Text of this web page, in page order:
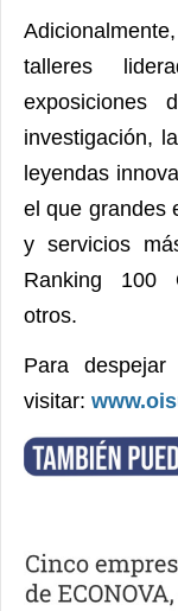
talleres
exposiciones
investigación,
leyendas
el que grandes
y servicios
Ranking 100
otros.
Para
visitar: